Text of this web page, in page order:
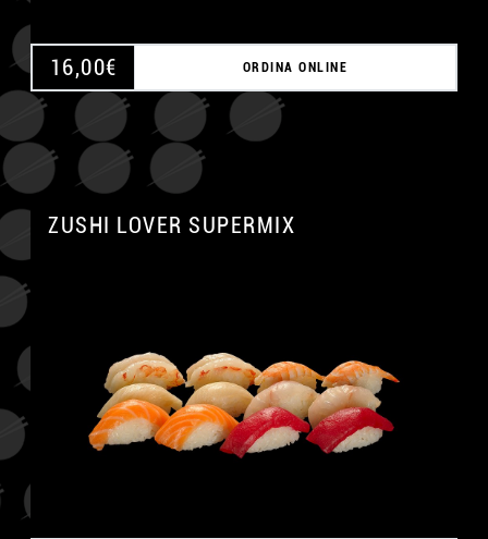
16,00€ ORDINA ONLINE
ZUSHI LOVER SUPERMIX